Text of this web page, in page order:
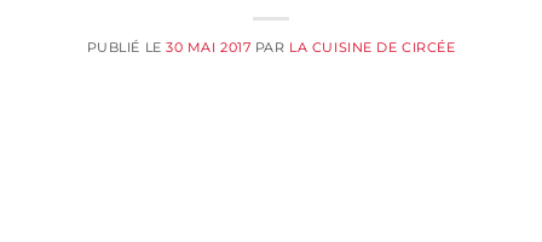
PUBLIÉ LE30 MAI 2017 PAR LA CUISINE DE CIRCÉE